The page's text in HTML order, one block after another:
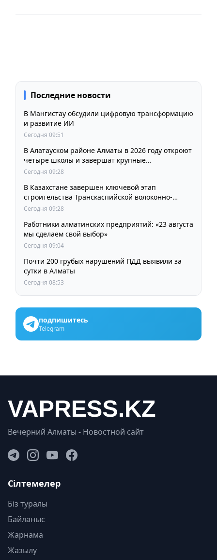
Последние новости
В Мангистау обсудили цифровую трансформацию
и развитие ИИ
Сегодня 09:51
В Алатауском районе Алматы в 2026 году откроют
четыре школы и завершат крупные
инфраструктурные проекты
Сегодня 09:28
В Казахстане завершен ключевой этап
строительства Транскаспийской волоконно-
оптической линии связи
Сегодня 09:28
Работники алматинских предприятий: «23 августа
мы сделаем свой выбор»
Сегодня 09:04
Почти 200 грубых нарушений ПДД выявили за
сутки в Алматы
Сегодня 08:53
подпишитесь
Telegram
Вечерний Алматы - Новостной сайт
Сілтемелер
Біз туралы
Байланыс
Жарнама
Жазылу